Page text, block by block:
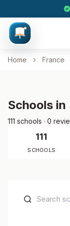
Home France
Schools
111 schools · 0
111
SCHOOLS